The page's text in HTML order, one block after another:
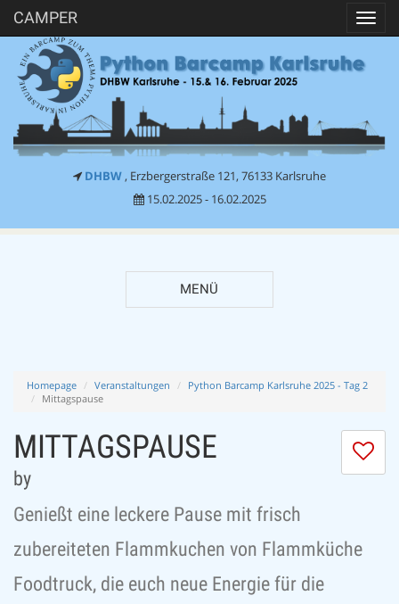
CAMPER
DHBW , Erzbergerstraße 121, 76133 Karlsruhe
15.02.2025 - 16.02.2025
MENÜ
Homepage Veranstaltungen
Python Barcamp Karlsruhe 2025 - Tag 2
Mittagspause
MITTAGSPAUSE
by
Genießt eine leckere Pause mit frisch
zubereiteten Flammkuchen von Flammküche
Foodtruck, die euch neue Energie für die